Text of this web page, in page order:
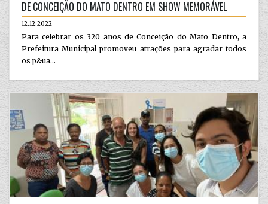
DE CONCEIÇÃO DO MATO DENTRO EM SHOW MEMORÁVEL
12.12.2022
Para celebrar os 320 anos de Conceição do Mato Dentro, a
Prefeitura Municipal promoveu atrações para agradar todos
os p&ua...